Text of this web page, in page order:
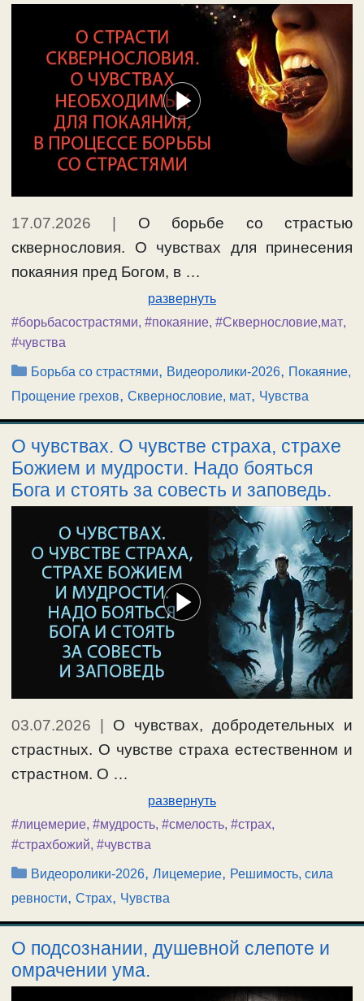
17.07.2026
О борьбе со страстью
сквернословия. О чувствах для принесения
покаяния пред Богом, в …
развернуть
#борьбасострастями, #покаяние, #Сквернословие,мат,
#чувства
Рубрики
Борьба со страстями, Видеоролики-2026, Покаяние,
Прощение грехов, Сквернословие, мат, Чувства
О чувствах. О чувстве страха, страхе
Божием и мудрости. Надо бояться
Бога и стоять за совесть и заповедь.
03.07.2026
О чувствах, добродетельных и
страстных. О чувстве страха естественном и
страстном. О …
развернуть
#лицемерие, #мудрость, #смелость, #страх,
#страхбожий, #чувства
Рубрики
Видеоролики-2026,Лицемерие, Решимость, сила
ревности, Страх, Чувства
О подсознании, душевной слепоте и
омрачении ума.